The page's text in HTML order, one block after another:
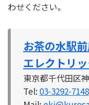
わせください。
お茶の水駅
エレクトリ
東京都千代田区
Tel: 03-3292-7148